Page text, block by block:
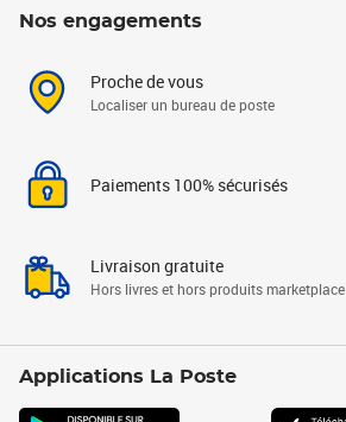
Nos engagements
Proche de vous
Localiser un bureau de poste
Paiements 100% sécurisés
Livraison gratuite
Hors livres et hors produits marketplace
Applications La Poste